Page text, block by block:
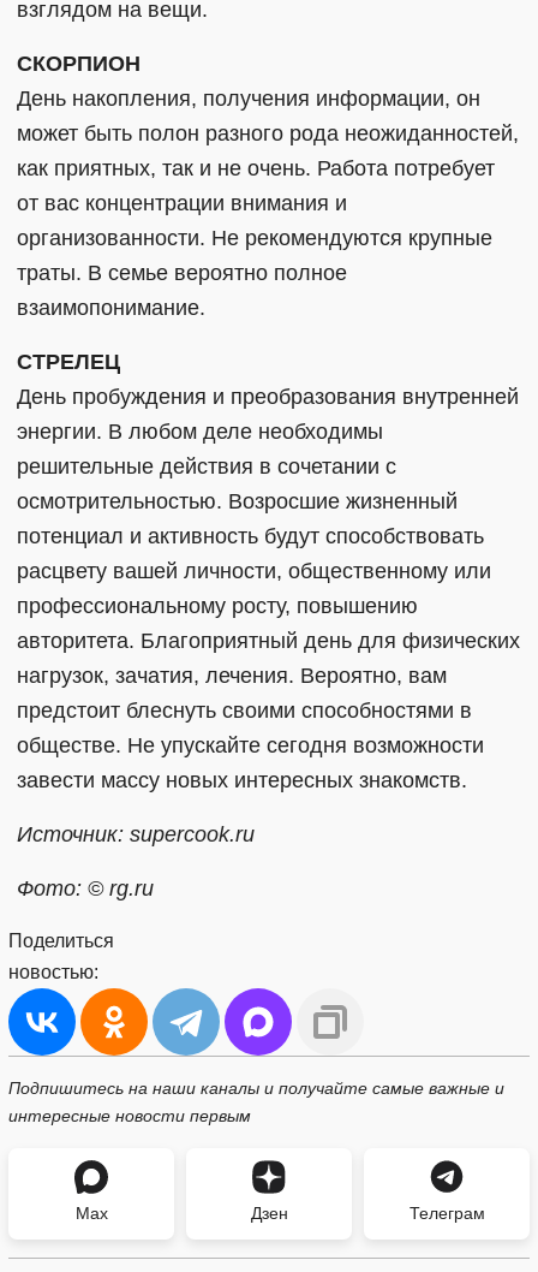
взглядом на вещи.
СКОРПИОН
День накопления, получения информации, он
может быть полон разного рода неожиданностей,
как приятных, так и не очень. Работа потребует
от вас концентрации внимания и
организованности. Не рекомендуются крупные
траты. В семье вероятно полное
взаимопонимание.
СТРЕЛЕЦ
День пробуждения и преобразования внутренней
энергии. В любом деле необходимы
решительные действия в сочетании с
осмотрительностью. Возросшие жизненный
потенциал и активность будут способствовать
расцвету вашей личности, общественному или
профессиональному росту, повышению
авторитета. Благоприятный день для физических
нагрузок, зачатия, лечения. Вероятно, вам
предстоит блеснуть своими способностями в
обществе. Не упускайте сегодня возможности
завести массу новых интересных знакомств.
Источник: supercook.ru
Фото: © rg.ru
Поделиться
новостью:
Подпишитесь на наши каналы и получайте самые важные и
интересные новости первым
Max Дзен Телеграм